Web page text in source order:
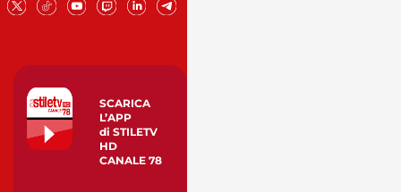
SCARICA
L’APP
di STILETV
HD
CANALE 78